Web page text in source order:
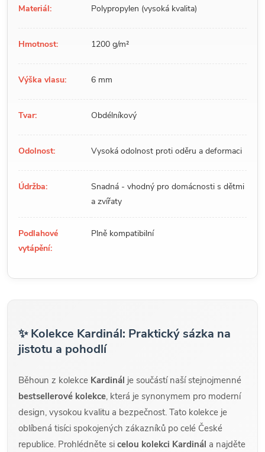
Materiál: Polypropylen (vysoká kvalita)
Hmotnost: 1200 g/m²
Výška vlasu: 6 mm
Tvar: Obdélníkový
Odolnost: Vysoká odolnost proti oděru a deformaci
Údržba:
Snadná - vhodný pro domácnosti s dětmi
a zvířaty
Podlahové
vytápění:
Plně kompatibilní
✨ Kolekce Kardinál: Praktický sázka na
jistotu a pohodlí
Běhoun z kolekce Kardinál je součástí naší stejnojmenné
bestsellerové kolekce, která je synonymem pro moderní
design, vysokou kvalitu a bezpečnost. Tato kolekce je
oblíbená tisíci spokojených zákazníků po celé České
republice. Prohlédněte si celou kolekci Kardinál a najděte